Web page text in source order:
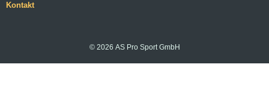
Kontakt
© 2026 AS Pro Sport GmbH